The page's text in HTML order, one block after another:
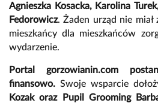
Agnieszka Kosacka, Karolina
Fedorowicz. Żaden urząd nie
mieszkańcy dla mieszkańców
wydarzenie.
Portal gorzowianin.com
finansowo. Swoje wsparcie
Kozak oraz
Pupil Grooming